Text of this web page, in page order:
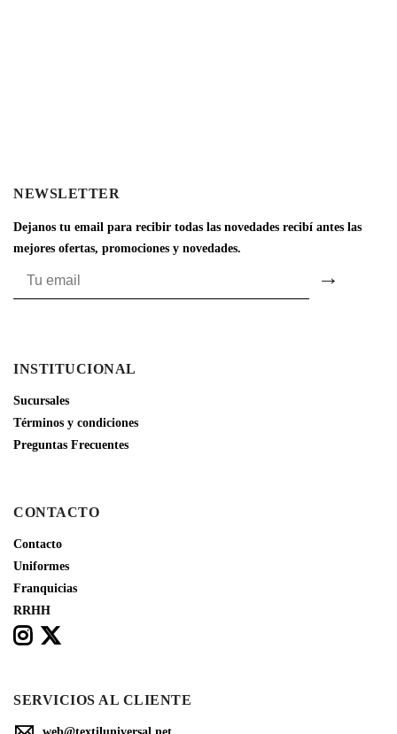
NEWSLETTER
Dejanos tu email para recibir todas las novedades recibí antes las
mejores ofertas, promociones y novedades.
INSTITUCIONAL
Sucursales
Términos y condiciones
Preguntas Frecuentes
CONTACTO
Contacto
Uniformes
Franquicias
RRHH
SERVICIOS AL CLIENTE